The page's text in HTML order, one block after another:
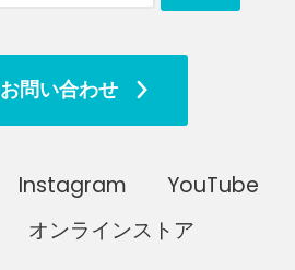
お問い合わせ
Instagram
YouTube
オンラインストア